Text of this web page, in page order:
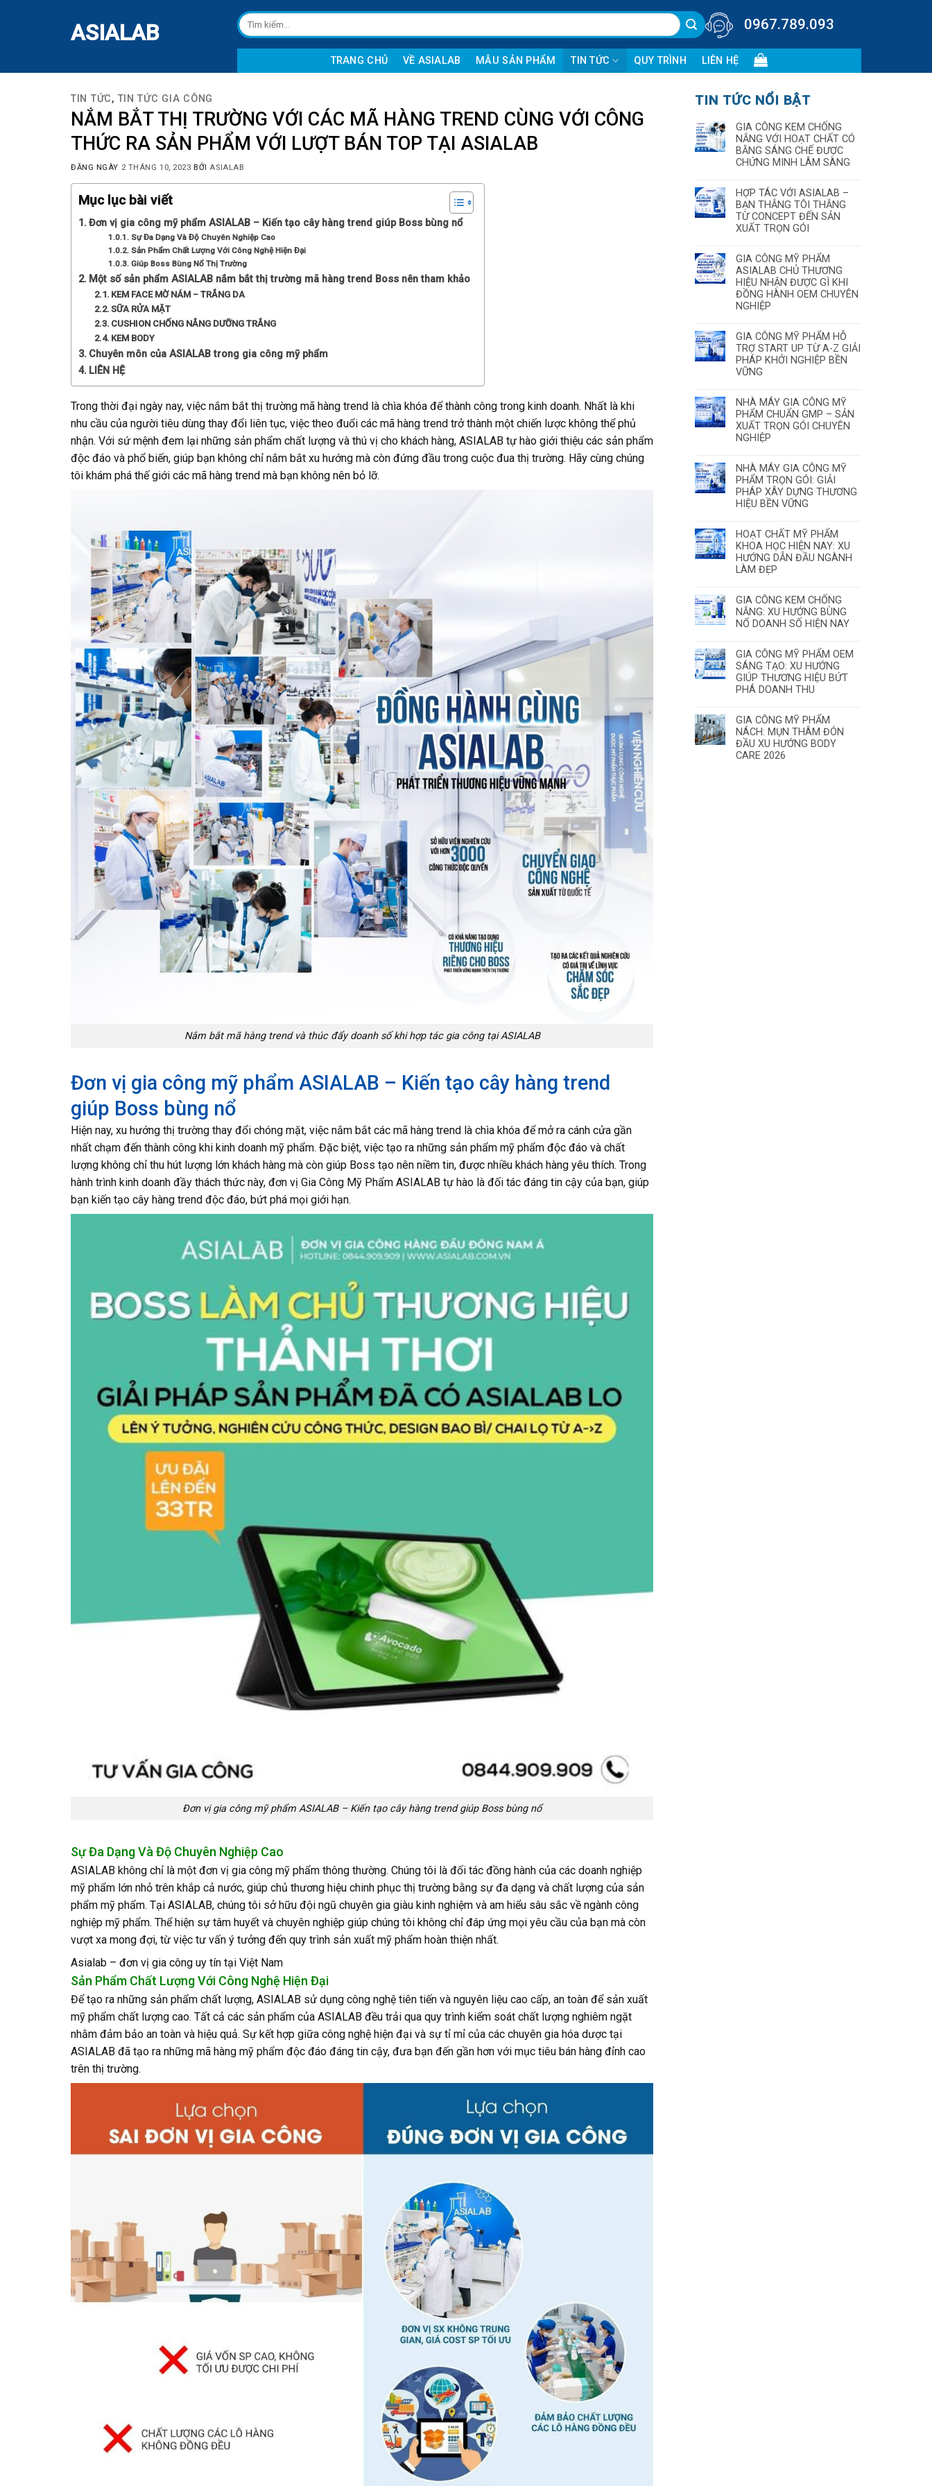
ASIALAB
Tìm
kiếm:
0967.789.093
TRANG CHỦ VỀ ASIALAB MẪU SẢN PHẨM TIN TỨC QUY TRÌNH LIÊN HỆ
TIN TỨC,TIN TỨC GIA CÔNG
NẮM BẮT THỊ TRƯỜNG VỚI CÁC MÃ HÀNG TREND CÙNG VỚI CÔNG
THỨC RA SẢN PHẨM VỚI LƯỢT BÁN TOP TẠI ASIALAB
ĐĂNG NGÀY 2 THÁNG 10, 2023 BỞIASIALAB
Mục lục bài viết
Đơn vị gia công mỹ phẩm ASIALAB – Kiến tạo cây hàng trend giúp Boss bùng nổ
Sự Đa Dạng Và Độ Chuyên Nghiệp Cao
Sản Phẩm Chất Lượng Với Công Nghệ Hiện Đại
Giúp Boss Bùng Nổ Thị Trường
Một số sản phẩm ASIALAB nắm bắt thị trường mã hàng trend Boss nên tham khảo
KEM FACE MỜ NÁM – TRẮNG DA
SỮA RỬA MẶT
CUSHION CHỐNG NẮNG DƯỠNG TRẮNG
KEM BODY
Chuyên môn của ASIALAB trong gia công mỹ phẩm
LIÊN HỆ
Trong thời đại ngày nay, việc nắm bắt thị trường mã hàng trend là chìa khóa để thành công trong kinh doanh. Nhất là khi
nhu cầu của người tiêu dùng thay đổi liên tục, việc theo đuổi các mã hàng trend trở thành một chiến lược không thể phủ
nhận. Với sứ mệnh đem lại những sản phẩm chất lượng và thú vị cho khách hàng, ASIALAB tự hào giới thiệu các sản phẩm
độc đáo và phổ biến, giúp bạn không chỉ nắm bắt xu hướng mà còn đứng đầu trong cuộc đua thị trường. Hãy cùng chúng
tôi khám phá thế giới các mã hàng trend mà bạn không nên bỏ lỡ.
Nắm bắt mã hàng trend và thúc đẩy doanh số khi hợp tác gia công tại ASIALAB
Đơn vị gia công mỹ phẩm ASIALAB – Kiến tạo cây hàng trend
giúp Boss bùng nổ
Hiện nay, xu hướng thị trường thay đổi chóng mặt, việc nắm bắt các mã hàng trend là chìa khóa để mở ra cánh cửa gần
nhất chạm đến thành công khi kinh doanh mỹ phẩm. Đặc biệt, việc tạo ra những sản phẩm mỹ phẩm độc đáo và chất
lượng không chỉ thu hút lượng lớn khách hàng mà còn giúp Boss tạo nên niềm tin, được nhiều khách hàng yêu thích. Trong
hành trình kinh doanh đầy thách thức này, đơn vị Gia Công Mỹ Phẩm ASIALAB tự hào là đối tác đáng tin cậy của bạn, giúp
bạn kiến tạo cây hàng trend độc đáo, bứt phá mọi giới hạn.
Đơn vị gia công mỹ phẩm ASIALAB – Kiến tạo cây hàng trend giúp Boss bùng nổ
Sự Đa Dạng Và Độ Chuyên Nghiệp Cao
ASIALAB không chỉ là một đơn vị gia công mỹ phẩm thông thường. Chúng tôi là đối tác đồng hành của các doanh nghiệp
mỹ phẩm lớn nhỏ trên khắp cả nước, giúp chủ thương hiệu chinh phục thị trường bằng sự đa dạng và chất lượng của sản
phẩm mỹ phẩm. Tại ASIALAB, chúng tôi sở hữu đội ngũ chuyên gia giàu kinh nghiệm và am hiểu sâu sắc về ngành công
nghiệp mỹ phẩm. Thể hiện sự tâm huyết và chuyên nghiệp giúp chúng tôi không chỉ đáp ứng mọi yêu cầu của bạn mà còn
vượt xa mong đợi, từ việc tư vấn ý tưởng đến quy trình sản xuất mỹ phẩm hoàn thiện nhất.
Asialab – đơn vị gia công uy tín tại Việt Nam
Sản Phẩm Chất Lượng Với Công Nghệ Hiện Đại
Để tạo ra những sản phẩm chất lượng, ASIALAB sử dụng công nghệ tiên tiến và nguyên liệu cao cấp, an toàn để sản xuất
mỹ phẩm chất lượng cao. Tất cả các sản phẩm của ASIALAB đều trải qua quy trình kiểm soát chất lượng nghiêm ngặt
nhằm đảm bảo an toàn và hiệu quả. Sự kết hợp giữa công nghệ hiện đại và sự tỉ mỉ của các chuyên gia hóa dược tại
ASIALAB đã tạo ra những mã hàng mỹ phẩm độc đáo đáng tin cậy, đưa bạn đến gần hơn với mục tiêu bán hàng đỉnh cao
trên thị trường.
TIN TỨC NỔI BẬT
GIA CÔNG KEM CHỐNG
NẮNG VỚI HOẠT CHẤT CÓ
BẰNG SÁNG CHẾ ĐƯỢC
CHỨNG MINH LÂM SÀNG
HỢP TÁC VỚI ASIALAB –
BẠN THẮNG TÔI THẮNG
TỪ CONCEPT ĐẾN SẢN
XUẤT TRỌN GÓI
GIA CÔNG MỸ PHẨM
ASIALAB CHỦ THƯƠNG
HIỆU NHẬN ĐƯỢC GÌ KHI
ĐỒNG HÀNH OEM CHUYÊN
NGHIỆP
GIA CÔNG MỸ PHẨM HỖ
TRỢ START UP TỪ A-Z GIẢI
PHÁP KHỞI NGHIỆP BỀN
VỮNG
NHÀ MÁY GIA CÔNG MỸ
PHẨM CHUẨN GMP – SẢN
XUẤT TRỌN GÓI CHUYÊN
NGHIỆP
NHÀ MÁY GIA CÔNG MỸ
PHẨM TRỌN GÓI: GIẢI
PHÁP XÂY DỰNG THƯƠNG
HIỆU BỀN VỮNG
HOẠT CHẤT MỸ PHẨM
KHOA HỌC HIỆN NAY: XU
HƯỚNG DẪN ĐẦU NGÀNH
LÀM ĐẸP
GIA CÔNG KEM CHỐNG
NẮNG: XU HƯỚNG BÙNG
NỔ DOANH SỐ HIỆN NAY
GIA CÔNG MỸ PHẨM OEM
SÁNG TẠO: XU HƯỚNG
GIÚP THƯƠNG HIỆU BỨT
PHÁ DOANH THU
GIA CÔNG MỸ PHẨM
NÁCH: MỤN THÂM ĐÓN
ĐẦU XU HƯỚNG BODY
CARE 2026